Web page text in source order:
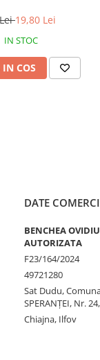
black19,80 Lei
IN STOC
COS
DATE
BENCHEA
AUTORIZATA
F23/164/2024
49721280
Sat Dudu,
SPERANŢEI, Nr.
Chiajna, Ilfov